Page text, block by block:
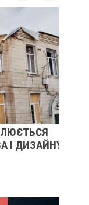
ДИЗАЙНУ